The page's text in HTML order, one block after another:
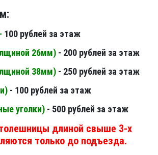
100 рублей за этаж
26мм) - 200 рублей за этаж
38мм) - 250 рублей за этаж
) - 100 рублей за этаж
уголки) - 500 рублей за этаж
длиной свыше 3-х
только до подъезда.